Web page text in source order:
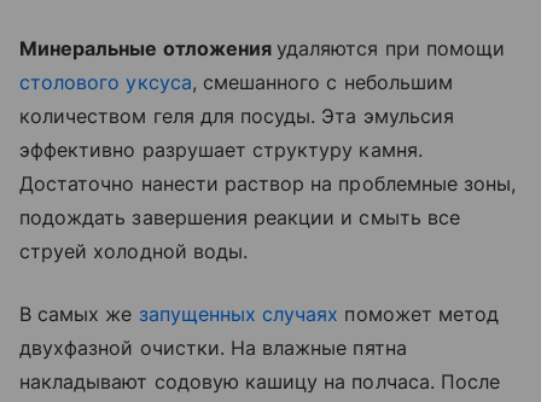
Минеральные отложенияудаляются при помощи
столового уксуса, смешанного с небольшим
количеством геля для посуды. Эта эмульсия
эффективно разрушает структуру камня.
Достаточно нанести раствор на проблемные зоны,
подождать завершения реакции и смыть все
струей холодной воды.
В самых же запущенных случаях поможет метод
двухфазной очистки. На влажные пятна
накладывают содовую кашицу на полчаса. После